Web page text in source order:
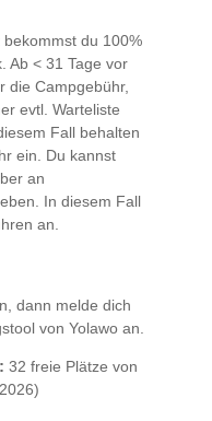
du 100%
Ab < 31 Tage vor
die Campgebühr,
evtl. Warteliste
Fall behalten
ein. Du kannst
an
In diesem Fall
an.
dann melde dich
von Yolawo an.
32 freie Plätze von